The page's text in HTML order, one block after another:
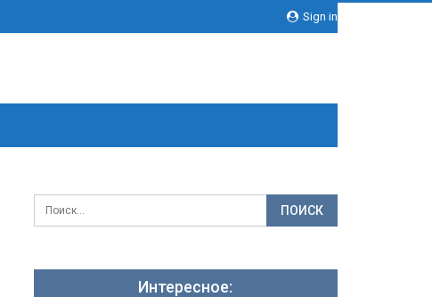
Sign in
Интересное: